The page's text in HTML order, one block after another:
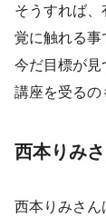
そうすれば
覚に触れる事
今だ目標が
講座を受るの
西本りみ
西本りみさん